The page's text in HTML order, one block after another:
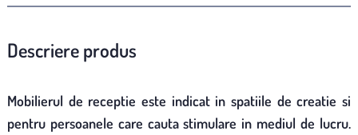
Descriere produs
Mobilierul de receptie este indicat in spatiile de creatie si
pentru persoanele care cauta stimulare in mediul de lucru.